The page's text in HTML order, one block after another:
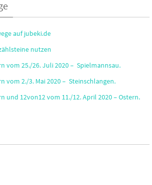
nutzen
vom 25./26. Juli 2020 – Spielmannsau.
vom 2./3. Mai 2020 – Steinschlangen.
und 12von12 vom 11./12. April 2020 – Ostern.